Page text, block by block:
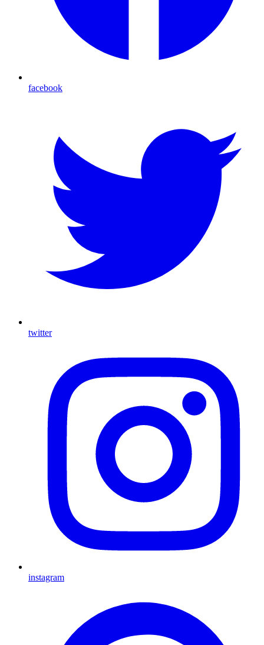
facebook
twitter
instagram